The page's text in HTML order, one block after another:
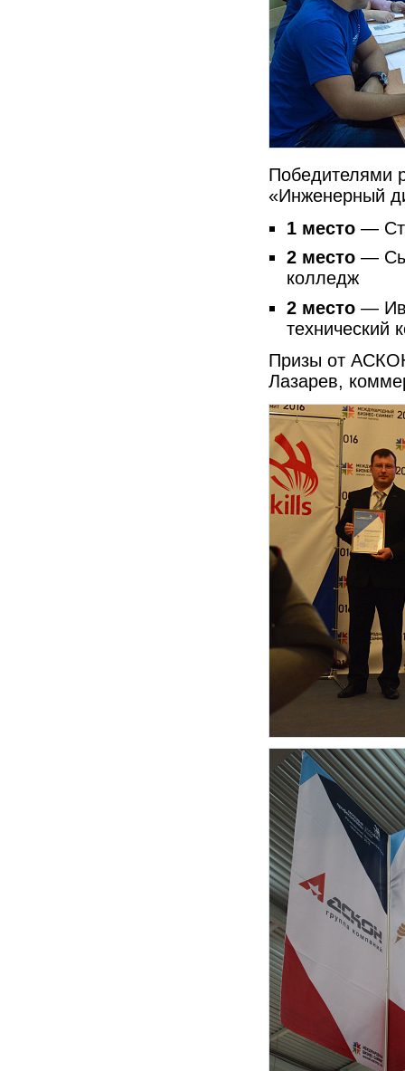
Победителями
«Инженерный
1 место —
2 место —
колледж
2 место —
технический
Призы от
Лазарев,